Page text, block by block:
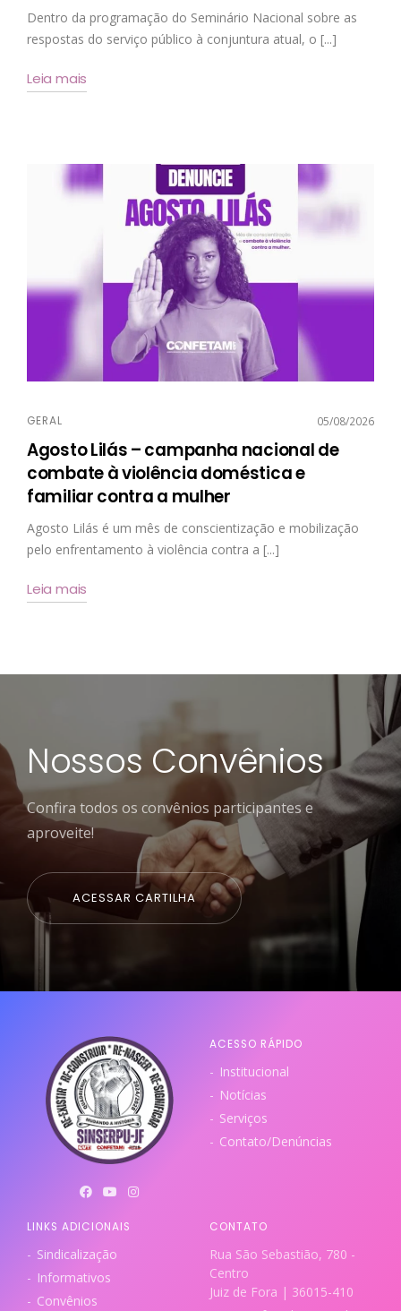
Dentro da programação do Seminário Nacional sobre as
respostas do serviço público à conjuntura atual, o [...]
Leia mais
GERAL 05/08/2026
Agosto Lilás – campanha nacional de
combate à violência doméstica e
familiar contra a mulher
Agosto Lilás é um mês de conscientização e mobilização
pelo enfrentamento à violência contra a [...]
Leia mais
Nossos Convênios
Confira todos os convênios participantes e
aproveite!
ACESSAR CARTILHA
ACESSO RÁPIDO
Institucional
Notícias
Serviços
Contato/Denúncias
LINKS ADICIONAIS
Sindicalização
Informativos
Convênios
CONTATO
Rua São Sebastião, 780 -
Centro
Juiz de Fora | 36015-410